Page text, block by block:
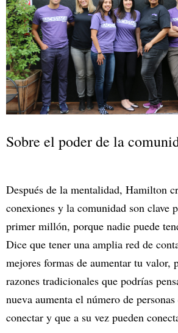
Sobre el poder de la
Después de la mentalidad, Hamilton
conexiones y la comunidad son clave
primer millón, porque nadie puede
Dice que tener una amplia red de
mejores formas de aumentar tu valor,
razones tradicionales que podrías
nueva aumenta el número de
conectar y que a su vez pueden